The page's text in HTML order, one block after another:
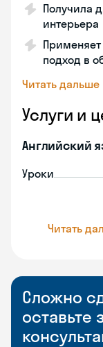
Получила
интерьера
подход в
Читать дальше
Услуги и
Английский
Уроки
Читать
Сложно
оставьте